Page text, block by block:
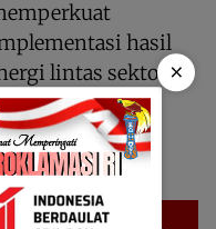
hasil
lintas sektor
secara
×